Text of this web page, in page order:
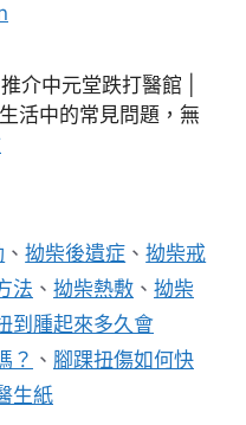
介中元堂跌打醫館 |
活中的常見問題，無
、拗柴後遺症 、拗柴戒
法 、 拗柴熱敷 、 拗柴
到腫起來多久會
？ 、 腳踝扭傷如何快
生紙